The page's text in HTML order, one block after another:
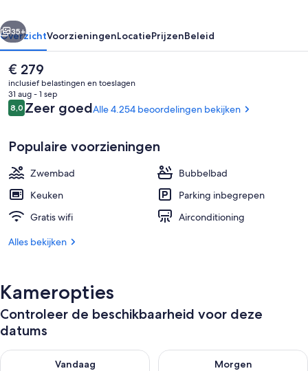
Exterieur
Volgende
35+
OverzichtVoorzieningenLocatiePrijzenBeleid
De
huidige
prijs
is
€ 279
€ 279
inclusief belastingen en toeslagen
31 aug - 1 sep
Beoordelingen
8,08,0 op 10 –
Zeer goedAlle 4.254 beoordelingen bekijken
Populaire voorzieningen
Zwembad
Bubbelbad
Keuken
Parking inbegrepen
Gratis wifi
Airconditioning
Alles bekijken
Kameropties
Controleer de beschikbaarheid voor deze
datums
Vandaag
De beschikbaarheid controleren voor vanavond aug 6 - aug 7
Morgen
De beschikbaarheid